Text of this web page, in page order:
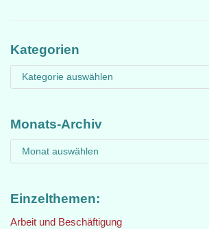
Kategorien
Monats-Archiv
Einzelthemen:
Arbeit und Beschäftigung